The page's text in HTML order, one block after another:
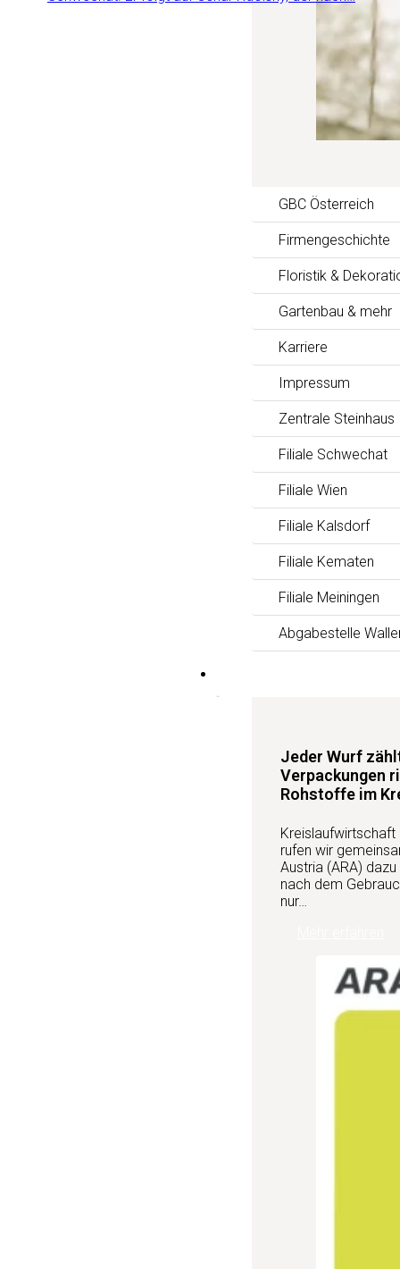
GBC Österreich
Firmengeschichte
Floristik &
Gartenbau & mehr
Karriere
Impressum
Zentrale Steinhaus
Filiale Schwechat
Filiale Wien
Filiale Kalsdorf
Filiale Kematen
Filiale Meiningen
Abgabestelle
Jeder Wurf
Verpackungen
Rohstoffe im
Kreislaufwirtschaft
rufen wir
Austria (ARA)
nach dem
nur…